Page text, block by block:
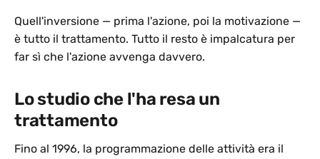
Quell'inversione — prima l'azione, poi la motivazione —
è tutto il trattamento. Tutto il resto è impalcatura per
far sì che l'azione avvenga davvero.
Lo studio che l'ha resa un
trattamento
Fino al 1996, la programmazione delle attività era il